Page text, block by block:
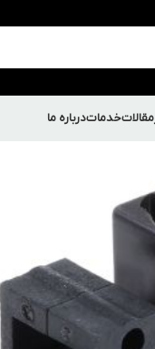
مقالاتخدماتدرباره ما